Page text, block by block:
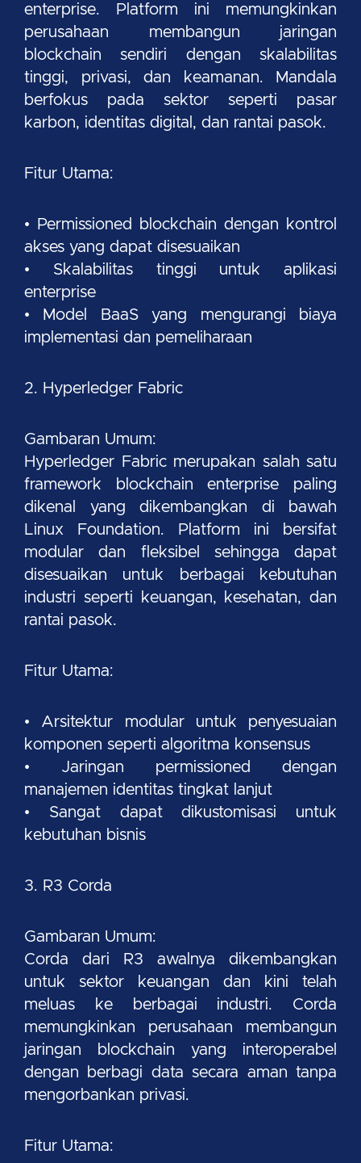
enterprise. Platform ini memungkinkan
perusahaan membangun jaringan
blockchain sendiri dengan skalabilitas
tinggi, privasi, dan keamanan. Mandala
berfokus pada sektor seperti pasar
karbon, identitas digital, dan rantai pasok.
Fitur Utama:
• Permissioned blockchain dengan kontrol
akses yang dapat disesuaikan
• Skalabilitas tinggi untuk aplikasi
enterprise
• Model BaaS yang mengurangi biaya
implementasi dan pemeliharaan
2. Hyperledger Fabric
Gambaran Umum:
Hyperledger Fabric merupakan salah satu
framework blockchain enterprise paling
dikenal yang dikembangkan di bawah
Linux Foundation. Platform ini bersifat
modular dan fleksibel sehingga dapat
disesuaikan untuk berbagai kebutuhan
industri seperti keuangan, kesehatan, dan
rantai pasok.
Fitur Utama:
• Arsitektur modular untuk penyesuaian
komponen seperti algoritma konsensus
• Jaringan permissioned dengan
manajemen identitas tingkat lanjut
• Sangat dapat dikustomisasi untuk
kebutuhan bisnis
3. R3 Corda
Gambaran Umum:
Corda dari R3 awalnya dikembangkan
untuk sektor keuangan dan kini telah
meluas ke berbagai industri. Corda
memungkinkan perusahaan membangun
jaringan blockchain yang interoperabel
dengan berbagi data secara aman tanpa
mengorbankan privasi.
Fitur Utama: